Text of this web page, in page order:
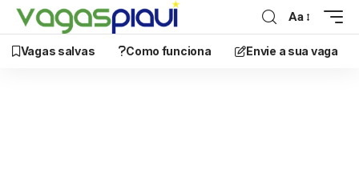
Aa
Vagas salvas Como funciona Envie a sua vaga